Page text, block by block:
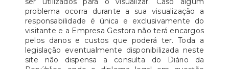
problema ocorra durante a sua visualização a
responsabilidade é única e exclusivamente do
visitante e a Empresa Gestora não terá encargos
pelos danos e custos que poderá ter. Toda a
legislação eventualmente disponibilizada neste
site não dispensa a consulta do Diário da